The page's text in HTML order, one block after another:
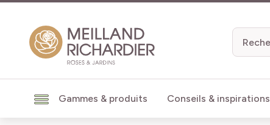
Gammes & produits Conseils & inspirations